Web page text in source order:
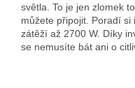
světla. To je jen zlomek
můžete připojit. Poradí si
zátěží až 2700 W. Díky
se nemusíte bát ani o